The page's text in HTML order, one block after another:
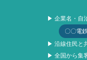
▶ 企業名・自
〇〇電鉄
▶ 沿線住民と
▶ 全国から集